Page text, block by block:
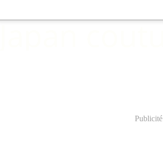
Publicité